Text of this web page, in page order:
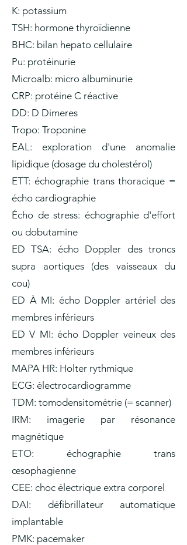
K: potassium
TSH: hormone thyroïdienne
BHC: bilan hepato cellulaire
Pu: protéinurie
Microalb: micro albuminurie
CRP: protéine C réactive
DD: D Dimeres
Tropo: Troponine
EAL: exploration d'une anomalie
lipidique (dosage du cholestérol)
ETT: échographie trans thoracique =
écho cardiographie
Écho de stress: échographie d'effort
ou dobutamine
ED TSA: écho Doppler des troncs
supra aortiques (des vaisseaux du
cou)
ED À MI: écho Doppler artériel des
membres inférieurs
ED V MI: écho Doppler veineux des
membres inférieurs
MAPA HR: Holter rythmique
ECG: électrocardiogramme
TDM: tomodensitométrie (= scanner)
IRM: imagerie par résonance
magnétique
ETO: échographie trans
œsophagienne
CEE: choc électrique extra corporel
DAI: défibrillateur automatique
implantable
PMK: pacemaker